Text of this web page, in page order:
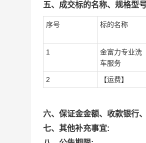
五、成交标的名称、规格型
序号 标的名称
1
金富力专业洗
车服务
2 【运费】
六、保证金金额、收款银行
七、其他补充事宜: